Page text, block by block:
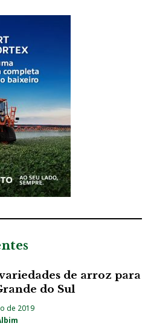
de arroz para
do Sul
de 2019